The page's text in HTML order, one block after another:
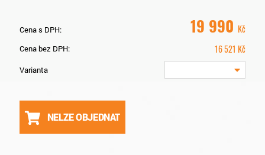
Cena s DPH: 19 990 Kč
Cena bez DPH: 16 521 Kč
Varianta
NELZE OBJEDNAT